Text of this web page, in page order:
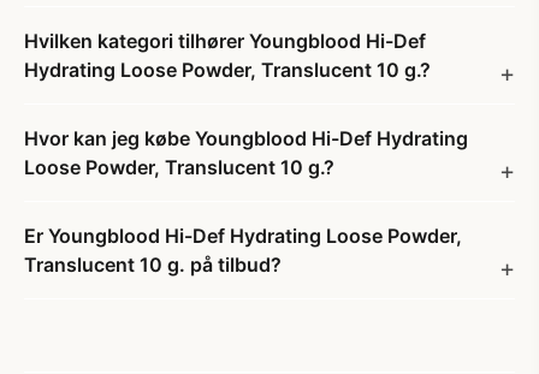
Hvilken kategori tilhører Youngblood Hi-Def
Hydrating Loose Powder, Translucent 10 g.?
Hvor kan jeg købe Youngblood Hi-Def Hydrating
Loose Powder, Translucent 10 g.?
Er Youngblood Hi-Def Hydrating Loose Powder,
Translucent 10 g. på tilbud?